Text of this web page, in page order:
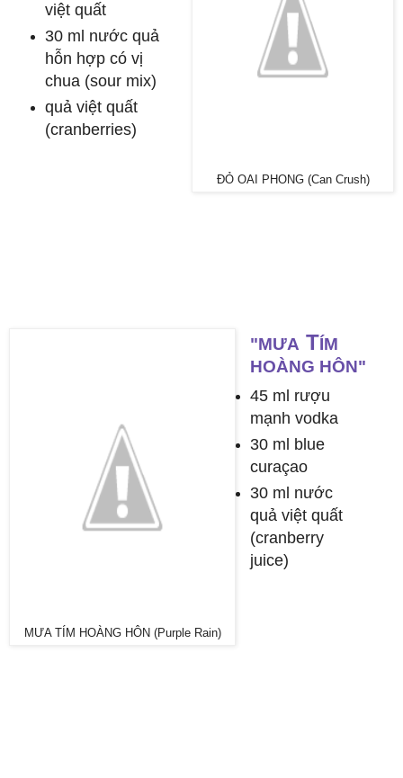
ĐỎ OAI PHONG (Can Crush)
việt quất
30 ml nước quả
hỗn hợp có vị
chua (sour mix)
quả việt quất
(cranberries)
MƯA TÍM HOÀNG HÔN (Purple Rain)
"MƯA TÍM
HOÀNG HÔN"
45 ml rượu
mạnh vodka
30 ml blue
curaçao
30 ml nước
quả việt quất
(cranberry
juice)